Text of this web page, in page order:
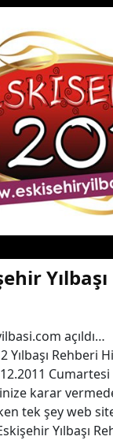
açıldı…
Yılbaşı Rehberi
Cumartesi
karar
tek şey web
Yılbaşı